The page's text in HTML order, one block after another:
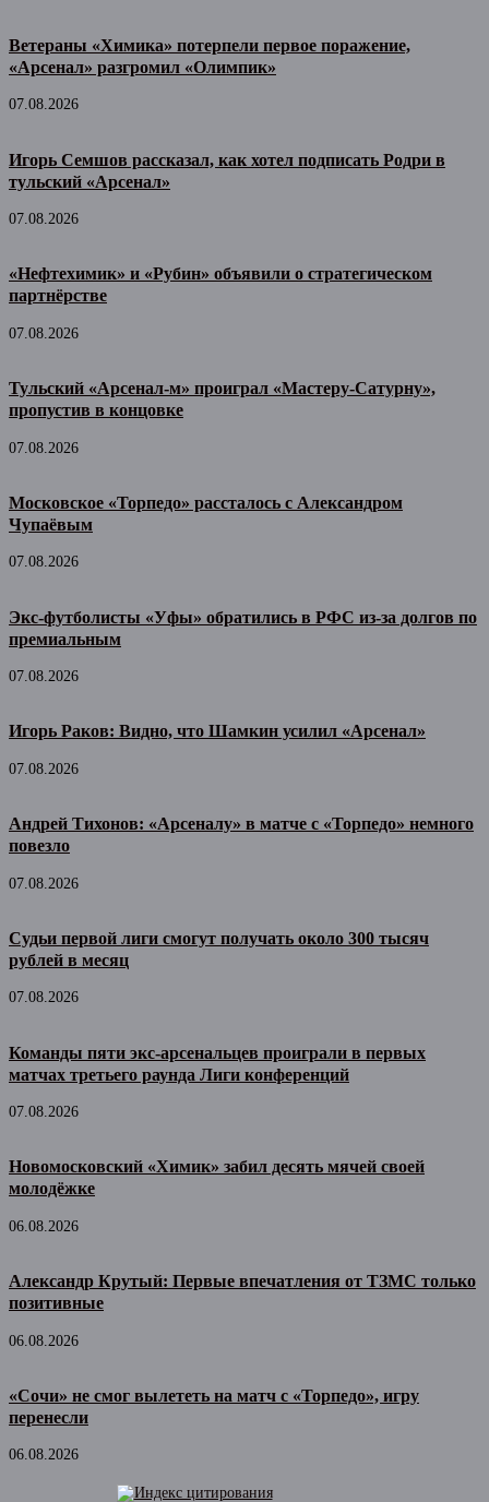
Ветераны «Химика» потерпели первое поражение,
«Арсенал» разгромил «Олимпик»
07.08.2026
Игорь Семшов рассказал, как хотел подписать Родри в
тульский «Арсенал»
07.08.2026
«Нефтехимик» и «Рубин» объявили о стратегическом
партнёрстве
07.08.2026
Тульский «Арсенал-м» проиграл «Мастеру-Сатурну»,
пропустив в концовке
07.08.2026
Московское «Торпедо» рассталось с Александром
Чупаёвым
07.08.2026
Экс-футболисты «Уфы» обратились в РФС из-за долгов по
премиальным
07.08.2026
Игорь Раков: Видно, что Шамкин усилил «Арсенал»
07.08.2026
Андрей Тихонов: «Арсеналу» в матче с «Торпедо» немного
повезло
07.08.2026
Судьи первой лиги смогут получать около 300 тысяч
рублей в месяц
07.08.2026
Команды пяти экс-арсенальцев проиграли в первых
матчах третьего раунда Лиги конференций
07.08.2026
Новомосковский «Химик» забил десять мячей своей
молодёжке
06.08.2026
Александр Крутый: Первые впечатления от ТЗМС только
позитивные
06.08.2026
«Сочи» не смог вылететь на матч с «Торпедо», игру
перенесли
06.08.2026